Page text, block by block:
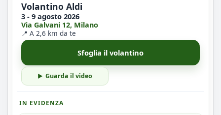
Volantino Aldi
3 - 9 agosto 2026
Via Galvani 12, Milano
📍 A 2,6 km da te
Sfoglia il volantino
Guarda il video
IN EVIDENZA